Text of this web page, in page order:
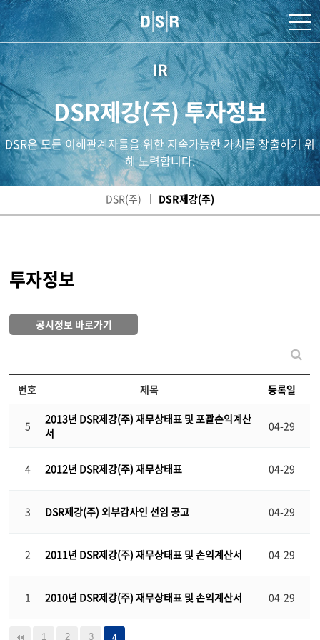
IR
DSR제강(주) 투자정보
DSR은 모든 이해관계자들을 위한 지속가능한 가치를 창출하기 위
해 노력합니다.
DSR(주) DSR제강(주)
투자정보
공시정보 바로가기
번호 제목 등록일
5
2013년 DSR제강(주) 재무상태표 및 포괄손익계산
서
04-29
4 2012년 DSR제강(주) 재무상태표 04-29
3 DSR제강(주) 외부감사인 선임 공고 04-29
2 2011년 DSR제강(주) 재무상태표 및 손익계산서 04-29
1 2010년 DSR제강(주) 재무상태표 및 손익계산서 04-29
1 2 3 4